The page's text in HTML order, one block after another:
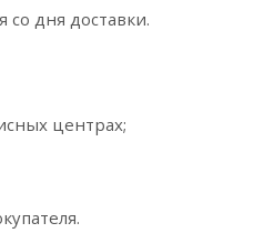
со дня доставки.
центрах;